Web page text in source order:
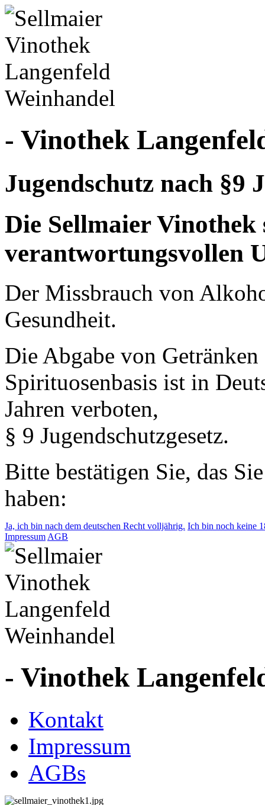
- Vinothek
Jugendschutz nach §9
Die Sellmaier Vinothek
verantwortungsvollen
Der Missbrauch von
Gesundheit.
Die Abgabe von
Spirituosenbasis ist in
Jahren verboten,
§ 9 Jugendschutzgesetz.
Bitte bestätigen Sie, das
haben:
Ja, ich bin nach dem deutschen Recht volljährig. Ich bin noch keine
Impressum AGB
- Vinothek
Kontakt
Impressum
AGBs